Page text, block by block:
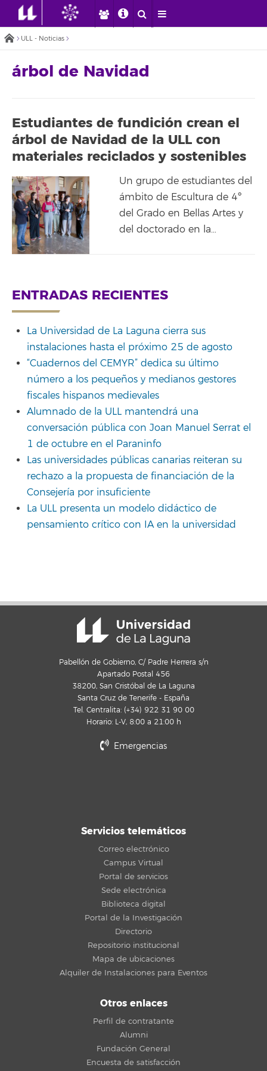
ULL - Noticias
árbol de Navidad
Estudiantes de fundición crean el
árbol de Navidad de la ULL con
materiales reciclados y sostenibles
Un grupo de estudiantes del
ámbito de Escultura de 4º
del Grado en Bellas Artes y
del doctorado en la…
ENTRADAS RECIENTES
La Universidad de La Laguna cierra sus
instalaciones hasta el próximo 25 de agosto
“Cuadernos del CEMYR” dedica su último
número a los pequeños y medianos gestores
fiscales hispanos medievales
Alumnado de la ULL mantendrá una
conversación pública con Joan Manuel Serrat el
1 de octubre en el Paraninfo
Las universidades públicas canarias reiteran su
rechazo a la propuesta de financiación de la
Consejería por insuficiente
La ULL presenta un modelo didáctico de
pensamiento crítico con IA en la universidad
Pabellón de Gobierno, C/ Padre Herrera s/n
Apartado Postal 456
38200, San Cristóbal de La Laguna
Santa Cruz de Tenerife - España
Tel. Centralita: (+34) 922 31 90 00
Horario: L-V, 8:00 a 21:00 h
Emergencias
Servicios telemáticos
Correo electrónico
Campus Virtual
Portal de servicios
Sede electrónica
Biblioteca digital
Portal de la Investigación
Directorio
Repositorio institucional
Mapa de ubicaciones
Alquiler de Instalaciones para Eventos
Otros enlaces
Perfil de contratante
Alumni
Fundación General
Encuesta de satisfacción